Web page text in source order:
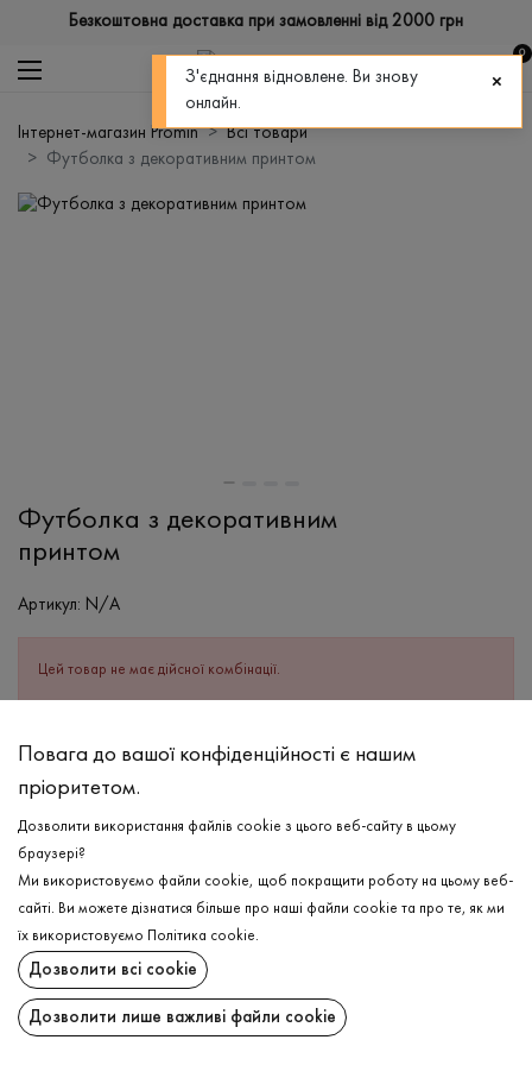
Безкоштовна доставка при замовленні від 2000 грн
0
Інтернет-магазин Promin
Всі товари
Футболка з декоративним принтом
Футболка з декоративним
принтом
Артикул: N/A
Цей товар не має дійсної комбінації.
ОПИС
СКЛАД
Бавовна - 95%, Еластан - 5%
ДОГЛЯД
Прання в холодній воді (до 30 ° C)
Відбілювання заборонено
Прасувати при середній температурі
Щадний віджим і сушка
ДОСТАВКА
ПОВЕРНЕННЯ
Повага до вашої конфіденційності є нашим
пріоритетом.
Дозволити використання файлів cookie з цього веб-сайту в цьому
браузері?
Ми використовуємо файли cookie, щоб покращити роботу на цьому веб-
сайті. Ви можете дізнатися більше про наші файли cookie та про те, як ми
їх використовуємо
Політика cookie.
Дозволити всі cookie
Дозволити лише важливі файли cookie
З'єднання відновлене. Ви знову
онлайн.